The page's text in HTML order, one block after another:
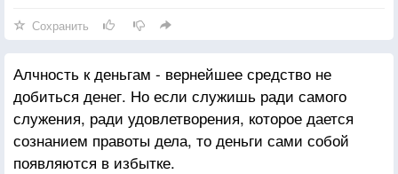
Сохранить
Алчность к деньгам - вернейшее средство не
добиться денег. Но если служишь ради самого
служения, ради удовлетворения, которое дается
сознанием правоты дела, то деньги сами собой
появляются в избытке.